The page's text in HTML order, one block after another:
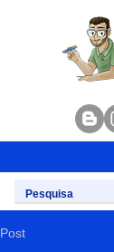
Post